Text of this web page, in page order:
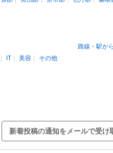
路線・駅か
IT 美容 その他
新着投稿の通知をメールで受け